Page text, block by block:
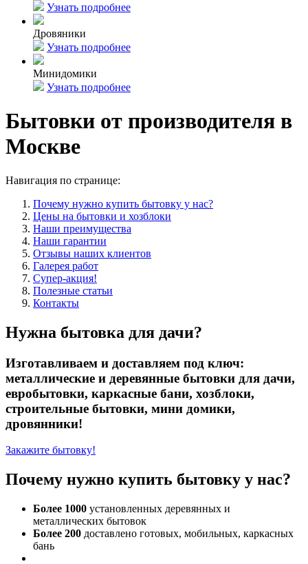
Узнать подробнее
Дровяники
Узнать подробнее
Минидомики
Узнать подробнее
Бытовки от производителя в
Москве
Навигация по странице:
Почему нужно купить бытовку у нас?
Цены на бытовки и хозблоки
Наши преимущества
Наши гарантии
Отзывы наших клиентов
Галерея работ
Супер-акция!
Полезные статьи
Контакты
Нужна бытовка для дачи?
Изготавливаем и доставляем под ключ:
металлические и деревянные бытовки для дачи,
евробытовки, каркасные бани, хозблоки,
строительные бытовки, мини домики,
дровянники!
Закажите бытовку!
Почему нужно купить бытовку у нас?
Более 1000 установленных деревянных и
металлических бытовок
Более 200 доставлено готовых, мобильных, каркасных
бань